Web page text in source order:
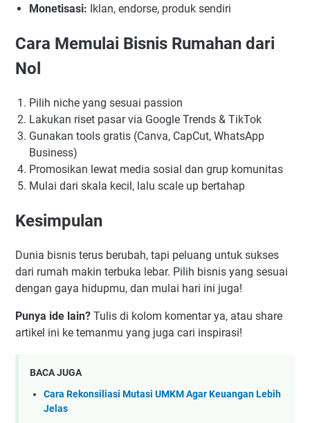
Monetisasi: Iklan, endorse, produk sendiri
Cara Memulai Bisnis Rumahan dari
Nol
Pilih niche yang sesuai passion
Lakukan riset pasar via Google Trends & TikTok
Gunakan tools gratis (Canva, CapCut, WhatsApp
Business)
Promosikan lewat media sosial dan grup komunitas
Mulai dari skala kecil, lalu scale up bertahap
Kesimpulan
Dunia bisnis terus berubah, tapi peluang untuk sukses
dari rumah makin terbuka lebar. Pilih bisnis yang sesuai
dengan gaya hidupmu, dan mulai hari ini juga!
Punya ide lain? Tulis di kolom komentar ya, atau share
artikel ini ke temanmu yang juga cari inspirasi!
BACA JUGA
Cara Rekonsiliasi Mutasi UMKM Agar Keuangan Lebih
Jelas